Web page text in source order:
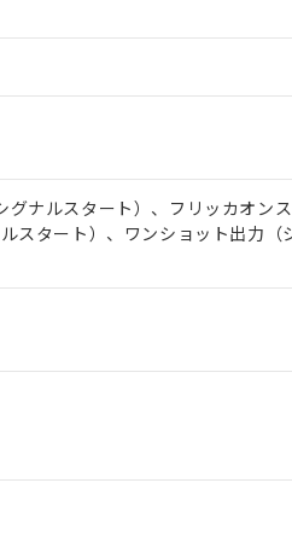
ナルスタート）、フリッカオン
スタート）、ワンショット出力（
対応した製品に切り替える予定の
有に非対応の商品で、対応品を出